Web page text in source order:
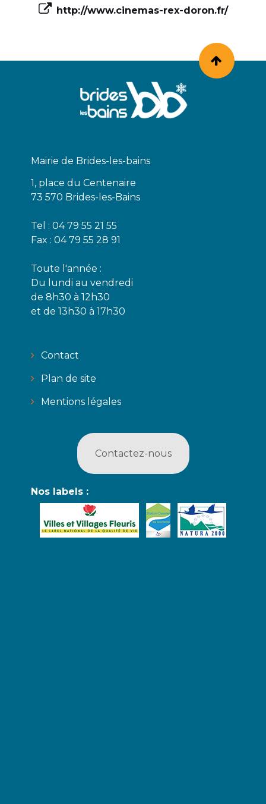
http://www.cinemas-rex-doron.fr/
Mairie de Brides-les-bains
1, place du Centenaire
73 570 Brides-les-Bains
Tel : 04 79 55 21 55
Fax : 04 79 55 28 91
Toute l'année :
Du lundi au vendredi
de 8h30 à 12h30
et de 13h30 à 17h30
Contact
Plan de site
Mentions légales
Contactez-nous
Nos labels :